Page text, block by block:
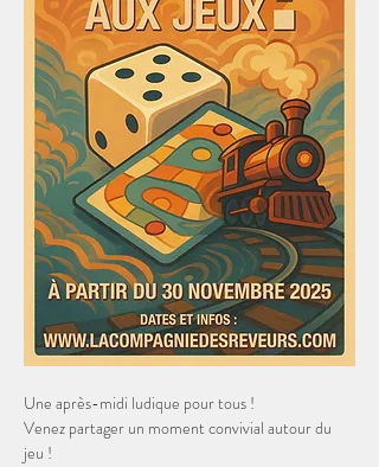
Une après-midi ludique pour tous !
Venez partager un moment convivial autour du
jeu !